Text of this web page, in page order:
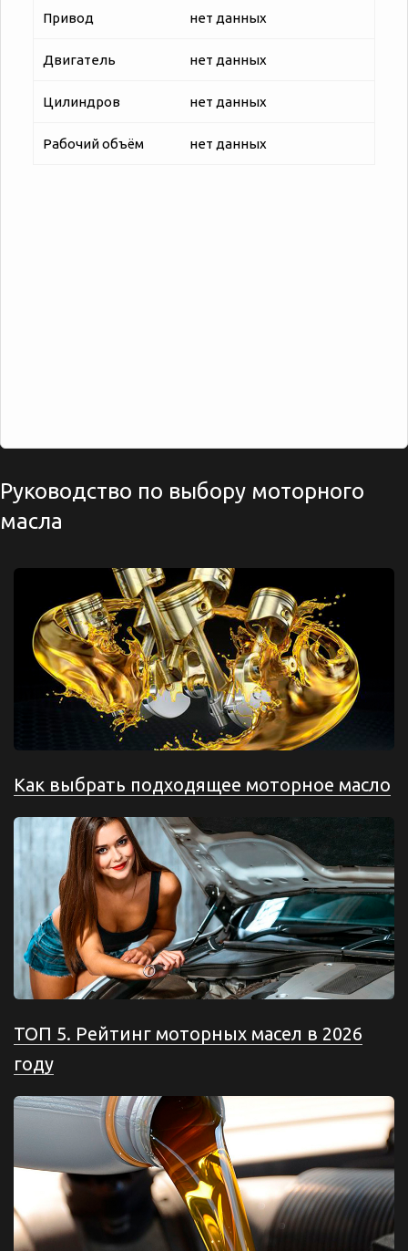
Привод нет данных
Двигатель нет данных
Цилиндров нет данных
Рабочий объём нет данных
Руководство по выбору моторного
масла
Как выбрать подходящее моторное масло
ТОП 5. Рейтинг моторных масел в 2026
году